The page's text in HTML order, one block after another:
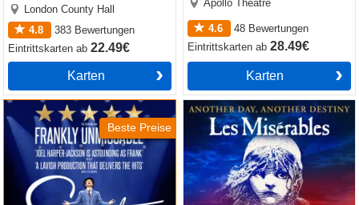
Christie
London County Hall
4.8
383 Bewertungen
Eintrittskartenab22.49€
Karten
Apollo Theatre
4.6 48 Bewertungen
Eintrittskartenab28.49€
Karten
Beste Preise
Sinatra the Musical Les Miserables